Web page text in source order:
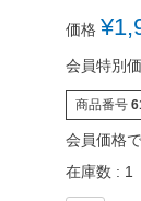
価格 ¥
会員特別
商品番号
会員価格
在庫数
1